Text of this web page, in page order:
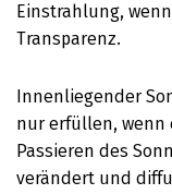
Einstrahlung,
Transparenz.
Innenliegender
nur erfüllen, wenn
Passieren des
verändert und